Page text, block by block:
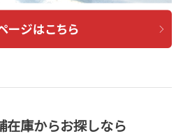
在庫からお探しなら